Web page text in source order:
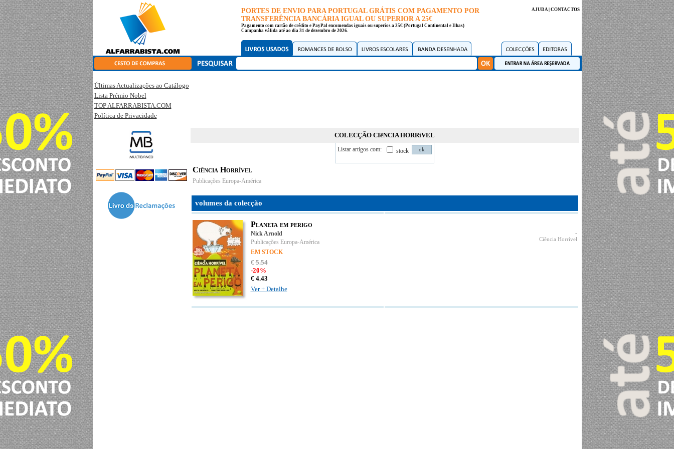
PORTES DE ENVIO PARA PORTUGAL GRÁTIS COM PAGAMENTO POR
TRANSFERÊNCIA BANCÁRIA IGUAL OU SUPERIOR A 25€
Pagamento com cartão de crédito e PayPal encomendas iguais ou superios a 25€ (Portugal Continental e Ilhas)
Campanha válida até ao dia 31 de dezembro de 2026.
AJUDA| CONTACTOS
Últimas Actualizações ao Catálogo
Lista Prémio Nobel
TOP ALFARRABISTA.COM
Política de Privacidade
COLECÇÃO CIêNCIA HORRíVEL
Listar artigos com: stock
Ciência Horrível
Publicações Europa-América
volumes da colecção
Planeta em perigo
Nick Arnold
Publicações Europa-América
EM STOCK
€5.54
-20%
€ 4.43
Ver + Detalhe
-
Ciência Horrível